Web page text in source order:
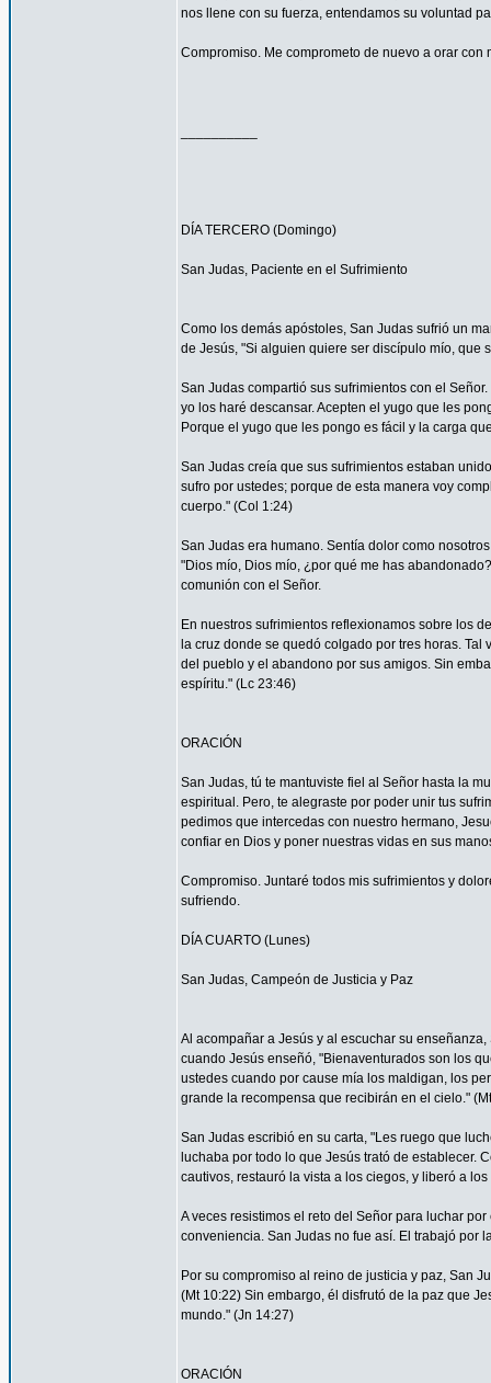
nos llene con su fuerza, entendamos su voluntad
Compromiso. Me comprometo de nuevo a orar
DÍA TERCERO (Domingo)
San Judas, Paciente en el Sufrimiento
Como los demás apóstoles, San Judas sufrió un
de Jesús, "Si alguien quiere ser discípulo mío, que
San Judas compartió sus sufrimientos con el
yo los haré descansar. Acepten el yugo que les
Porque el yugo que les pongo es fácil y la carga
San Judas creía que sus sufrimientos estaban
sufro por ustedes; porque de esta manera voy
cuerpo." (Col 1:24)
San Judas era humano. Sentía dolor como
"Dios mío, Dios mío, ¿por qué me has
comunión con el Señor.
En nuestros sufrimientos reflexionamos sobre los
la cruz donde se quedó colgado por tres horas.
del pueblo y el abandono por sus amigos. Sin
espíritu." (Lc 23:46)
ORACIÓN
San Judas, tú te mantuviste fiel al Señor hasta la
espiritual. Pero, te alegraste por poder unir tus
pedimos que intercedas con nuestro hermano,
confiar en Dios y poner nuestras vidas en sus
Compromiso. Juntaré todos mis sufrimientos y
sufriendo.
DÍA CUARTO (Lunes)
San Judas, Campeón de Justicia y Paz
Al acompañar a Jesús y al escuchar su
cuando Jesús enseñó, "Bienaventurados son los
ustedes cuando por cause mía los maldigan, los
grande la recompensa que recibirán en el cielo."
San Judas escribió en su carta, "Les ruego que
luchaba por todo lo que Jesús trató de establecer.
cautivos, restauró la vista a los ciegos, y liberó a
A veces resistimos el reto del Señor para luchar
conveniencia. San Judas no fue así. El trabajó por
Por su compromiso al reino de justicia y paz, San
(Mt 10:22) Sin embargo, él disfrutó de la paz que
mundo." (Jn 14:27)
ORACIÓN